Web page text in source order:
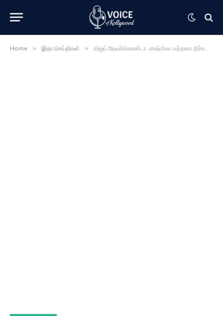
Home » இதர செய்திகள் » விஜய் தேவர்கொண்டா -ராஷ்மிகா மந்தனா நிச்சயதார்த்தம் …….. அதுவும் எங்க எப்படின்னு பாருங்க …….